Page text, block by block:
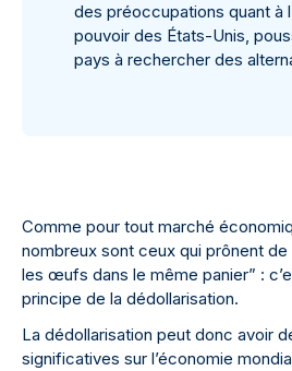
des préoccupations quant à
pouvoir des États-Unis,
pays à rechercher des
Comme pour tout marché
nombreux sont ceux qui prônent
les œufs dans le même panier” :
principe de la dédollarisation.
La dédollarisation peut donc avoir
significatives sur l’économie